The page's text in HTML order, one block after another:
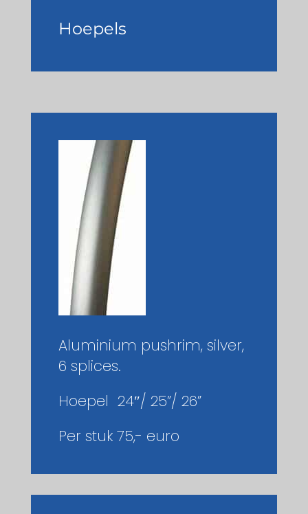
Hoepels
Aluminium pushrim, silver,
6 splices.
Hoepel 24″/ 25”/ 26”
Per stuk 75,- euro